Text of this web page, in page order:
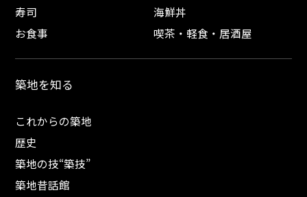
寿司
海鮮丼
お食事
喫茶・軽食・居酒屋
築地を知る
これからの築地
歴史
築地の技“築技”
築地昔話館